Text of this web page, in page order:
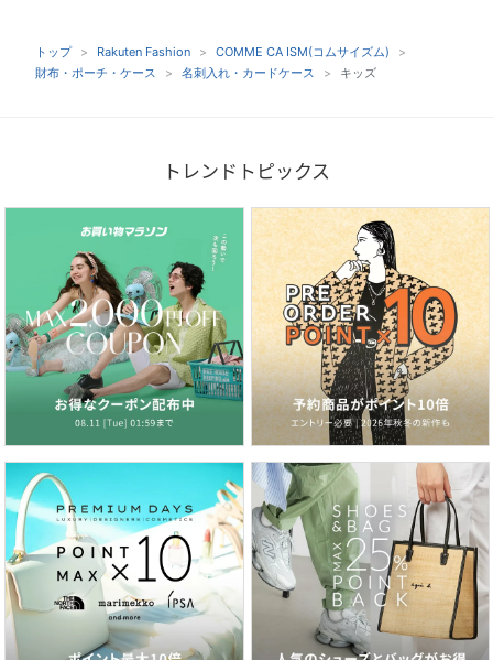
トップ Rakuten Fashion
COMME CA ISM(コムサイズム)
財布・ポーチ・ケース
名刺入れ・カードケース キッズ
トレンドトピックス